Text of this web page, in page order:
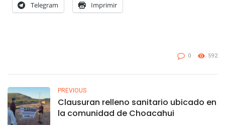
Telegram Imprimir
0 592
PREVIOUS
Clausuran relleno sanitario ubicado en
la comunidad de Choacahui